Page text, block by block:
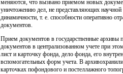
меняются, что вызвано приемом новых
уничтожению дел, не представляющих научной
динамичности, т. е. способности оперативно
документов.
Прием документов в государственные архивы
документов в централизованном учете при
лист и карточку фонда, дело фонда, его
вспомогательных форм учета. В
карточках пофондового и постеллажного